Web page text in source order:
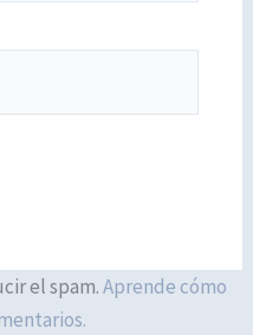
el spam.Aprende cómo